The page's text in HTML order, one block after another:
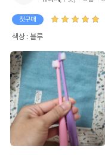
첫구매
색상 : 블루